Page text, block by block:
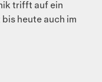
trifft auf ein
heute auch im